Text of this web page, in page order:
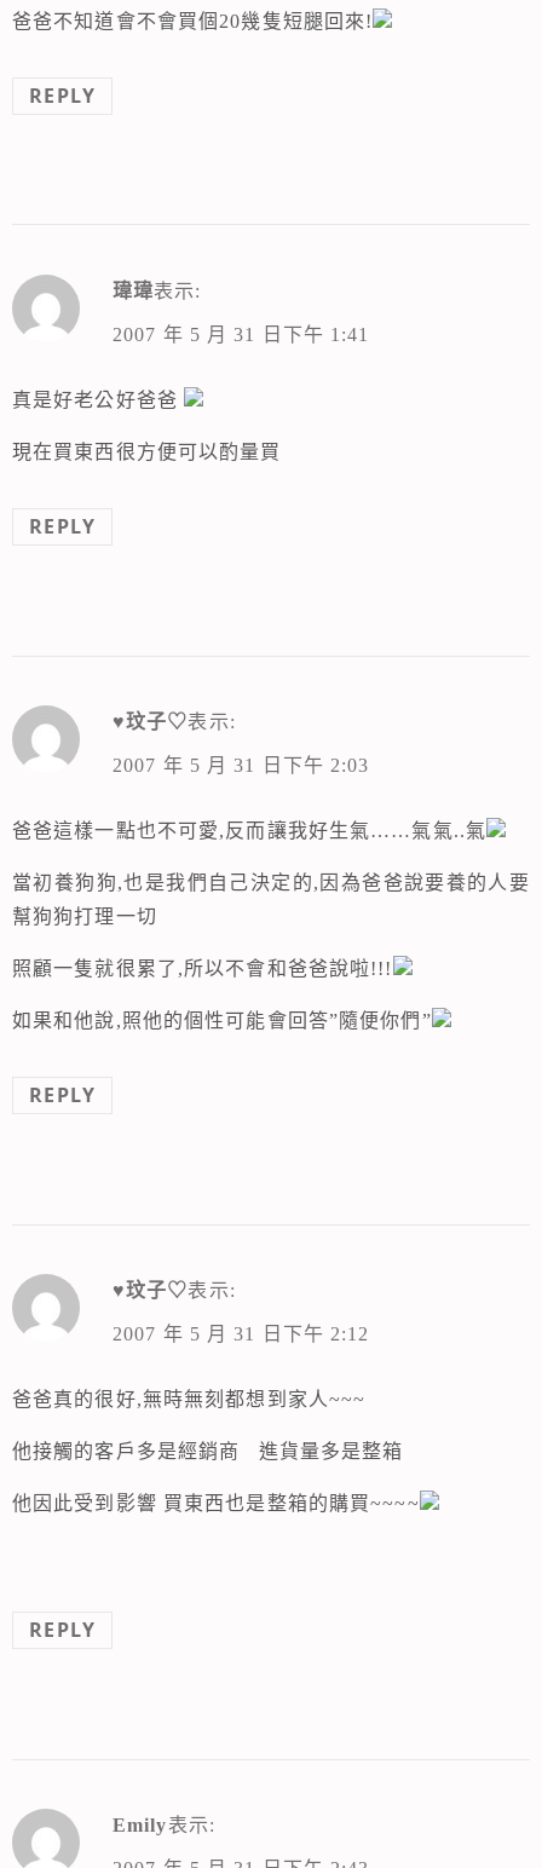
爸爸不知道會不會買個20幾隻短腿回來!
REPLY
瑋瑋表示:
2007 年 5 月 31 日下午 1:41
真是好老公好爸爸
現在買東西很方便可以酌量買
REPLY
♥玟子♡表示:
2007 年 5 月 31 日下午 2:03
爸爸這樣一點也不可愛,反而讓我好生氣……氣氣..氣
當初養狗狗,也是我們自己決定的,因為爸爸說要養的人要
幫狗狗打理一切
照顧一隻就很累了,所以不會和爸爸說啦!!!
如果和他說,照他的個性可能會回答”隨便你們”
REPLY
♥玟子♡表示:
2007 年 5 月 31 日下午 2:12
爸爸真的很好,無時無刻都想到家人~~~
他接觸的客戶多是經銷商 進貨量多是整箱
他因此受到影響 買東西也是整箱的購買~~~~
REPLY
Emily表示: